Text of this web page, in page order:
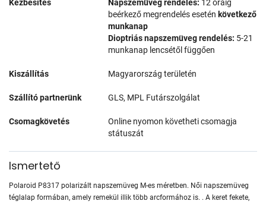
Kézbesítés Napszemüveg rendelés: 12 óráig
beérkező megrendelés esetén következő
munkanap
Dioptriás napszemüveg rendelés: 5-21
munkanap lencsétől függően
Kiszállítás Magyarország területén
Szállító partnerünk GLS, MPL Futárszolgálat
Csomagkövetés
Online nyomon követheti csomagja
státuszát
Ismertető
Polaroid P8317 polarizált napszemüveg M-es méretben. Női napszemüveg
téglalap formában, amely remekül illik több arcformához is. . A keret fekete,